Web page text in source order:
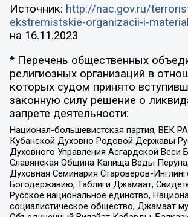
Источник: http://nac.gov.ru/
ekstremistskie-organizacii-i-
на 16.11.2023
* Перечень общественных
религиозных организаций в
которых судом принято
законную силу решение о
запрете деятельности:
Национал-большевистская партия, ВЕК
Кубанской Духовно Родовой Державы
Духовного Управления Асгардской Веси
Славянская Община Капища Веды
Духовная Семинария Староверов-
Богодержавию, Таблиги Джамаат,
Русское национальное единство,
социалистическое общество, Джамаат